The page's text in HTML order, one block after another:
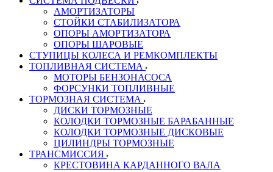
АМОРТИЗАТОРЫ
СТОЙКИ СТАБИЛИЗАТОРА
ОПОРЫ АМОРТИЗАТОРА
ОПОРЫ ШАРОВЫЕ
СТУПИЦЫ КОЛЕСА И РЕМКОМПЛЕКТЫ
ТОПЛИВНАЯ СИСТЕМА
МОТОРЫ БЕНЗОНАСОСА
ФОРСУНКИ ТОПЛИВНЫЕ
ТОРМОЗНАЯ СИСТЕМА
ДИСКИ ТОРМОЗНЫЕ
КОЛОДКИ ТОРМОЗНЫЕ БАРАБАННЫЕ
КОЛОДКИ ТОРМОЗНЫЕ ДИСКОВЫЕ
ЦИЛИНДРЫ ТОРМОЗНЫЕ
ТРАНСМИССИЯ
КРЕСТОВИНА КАРДАННОГО ВАЛА